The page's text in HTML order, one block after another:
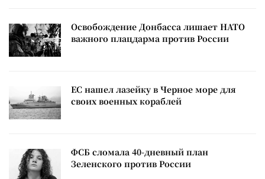
Освобождение Донбасса лишает НАТО
важного плацдарма против России
ЕС нашел лазейку в Черное море для
своих военных кораблей
ФСБ сломала 40-дневный план
Зеленского против России